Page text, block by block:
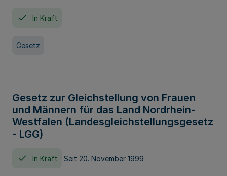
In Kraft
Gesetz
Gesetz zur Gleichstellung von Frauen
und Männern für das Land Nordrhein-
Westfalen (Landesgleichstellungsgesetz
- LGG)
In Kraft Seit 20. November 1999